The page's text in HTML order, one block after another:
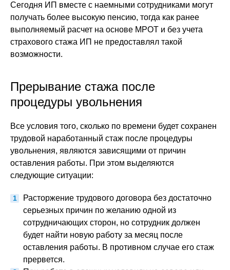
Сегодня ИП вместе с наемными сотрудниками могут
получать более высокую пенсию, тогда как ранее
выполняемый расчет на основе МРОТ и без учета
страхового стажа ИП не предоставлял такой
возможности.
Прерывание стажа после
процедуры увольнения
Все условия того, сколько по времени будет сохранен
трудовой наработанный стаж после процедуры
увольнения, являются зависящими от причин
оставления работы. При этом выделяются
следующие ситуации:
Расторжение трудового договора без достаточно
серьезных причин по желанию одной из
сотрудничающих сторон, но сотрудник должен
будет найти новую работу за месяц после
оставления работы. В противном случае его стаж
прервется.